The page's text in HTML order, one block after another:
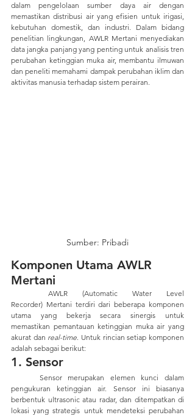
dalam pengelolaan sumber daya air dengan
memastikan distribusi air yang efisien untuk irigasi,
kebutuhan domestik, dan industri. Dalam bidang
penelitian lingkungan, AWLR Mertani menyediakan
data jangka panjang yang penting untuk analisis tren
perubahan ketinggian muka air, membantu ilmuwan
dan peneliti memahami dampak perubahan iklim dan
aktivitas manusia terhadap sistem perairan.
Sumber: Pribadi
Komponen Utama AWLR
Mertani
Recorder) Mertani terdiri dari beberapa komponen
utama yang bekerja secara sinergis untuk
memastikan pemantauan ketinggian muka air yang
akurat dan real-time. Untuk rincian setiap komponen
adalah sebagai berikut:
1. Sensor
pengukuran ketinggian air. Sensor ini biasanya
berbentuk ultrasonic atau radar, dan ditempatkan di
lokasi yang strategis untuk mendeteksi perubahan